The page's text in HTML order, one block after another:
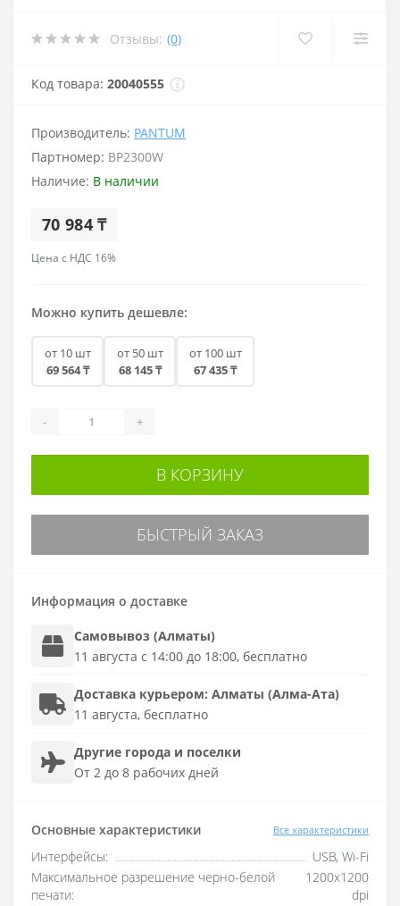
Отзывы: (0)
Код товара: 20040555
Производитель: PANTUM
Партномер: BP2300W
Наличие: В наличии
70 984 ₸
Цена с НДС 16%
Можно купить дешевле:
от 10 шт
69 564 ₸
от 50 шт
68 145 ₸
от 100 шт
67 435 ₸
- +
В КОРЗИНУ
БЫСТРЫЙ ЗАКАЗ
Информация о доставке
Самовывоз (Алматы)
11 августа с 14:00 до 18:00, бесплатно
Доставка курьером: Алматы (Алма-Ата)
11 августа, бесплатно
Другие города и поселки
От 2 до 8 рабочих дней
Основные характеристики Все характеристики
Интерфейсы:
USB, Wi-Fi
Максимальное разрешение черно-белой
печати:
1200x1200
dpi